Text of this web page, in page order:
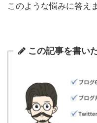
このような悩みに答え
この記事を書い